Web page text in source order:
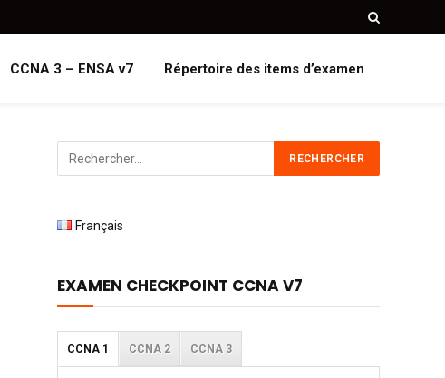
CCNA 3 – ENSA v7 Répertoire des items d’examen
Français
EXAMEN CHECKPOINT CCNA V7
CCNA 1 CCNA 2 CCNA 3